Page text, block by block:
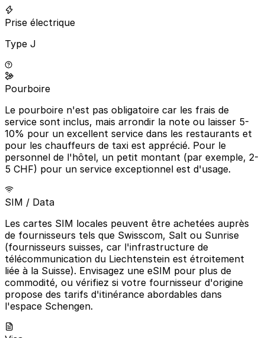
Prise électrique
Type J
Pourboire
Le pourboire n'est pas obligatoire car les frais de
service sont inclus, mais arrondir la note ou laisser 5-
10% pour un excellent service dans les restaurants et
pour les chauffeurs de taxi est apprécié. Pour le
personnel de l'hôtel, un petit montant (par exemple, 2-
5 CHF) pour un service exceptionnel est d'usage.
SIM / Data
Les cartes SIM locales peuvent être achetées auprès
de fournisseurs tels que Swisscom, Salt ou Sunrise
(fournisseurs suisses, car l'infrastructure de
télécommunication du Liechtenstein est étroitement
liée à la Suisse). Envisagez une eSIM pour plus de
commodité, ou vérifiez si votre fournisseur d'origine
propose des tarifs d'itinérance abordables dans
l'espace Schengen.